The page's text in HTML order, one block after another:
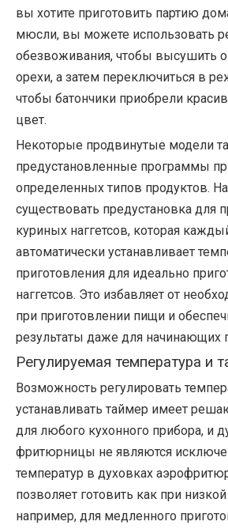
вы хотите приготовить партию
мюсли, вы можете использовать
обезвоживания, чтобы высушить
орехи, а затем переключиться в
чтобы батончики приобрели
цвет.
Некоторые продвинутые модели
предустановленные программы
определенных типов продуктов.
существовать предустановка для
куриных наггетсов, которая
автоматически устанавливает
приготовления для идеально
наггетсов. Это избавляет от
при приготовлении пищи и
результаты даже для начинающих
Регулируемая температура и
Возможность регулировать
устанавливать таймер имеет
для любого кухонного прибора, и
фритюрницы не являются
температур в духовках
позволяет готовить как при
например, для медленного